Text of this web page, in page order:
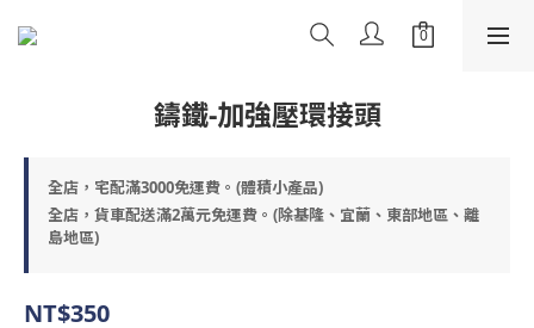
鑄鐵-加強壓環接頭
全店，宅配滿3000免運費。(體積小產品)
全店，貨車配送滿2萬元免運費。(除基隆、宜蘭、東部地區、離
島地區)
NT$350